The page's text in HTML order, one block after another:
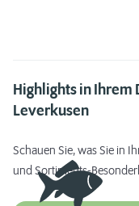
Highlights in Ihrem
Leverkusen
Schauen Sie, was Sie in
und Sortiments-